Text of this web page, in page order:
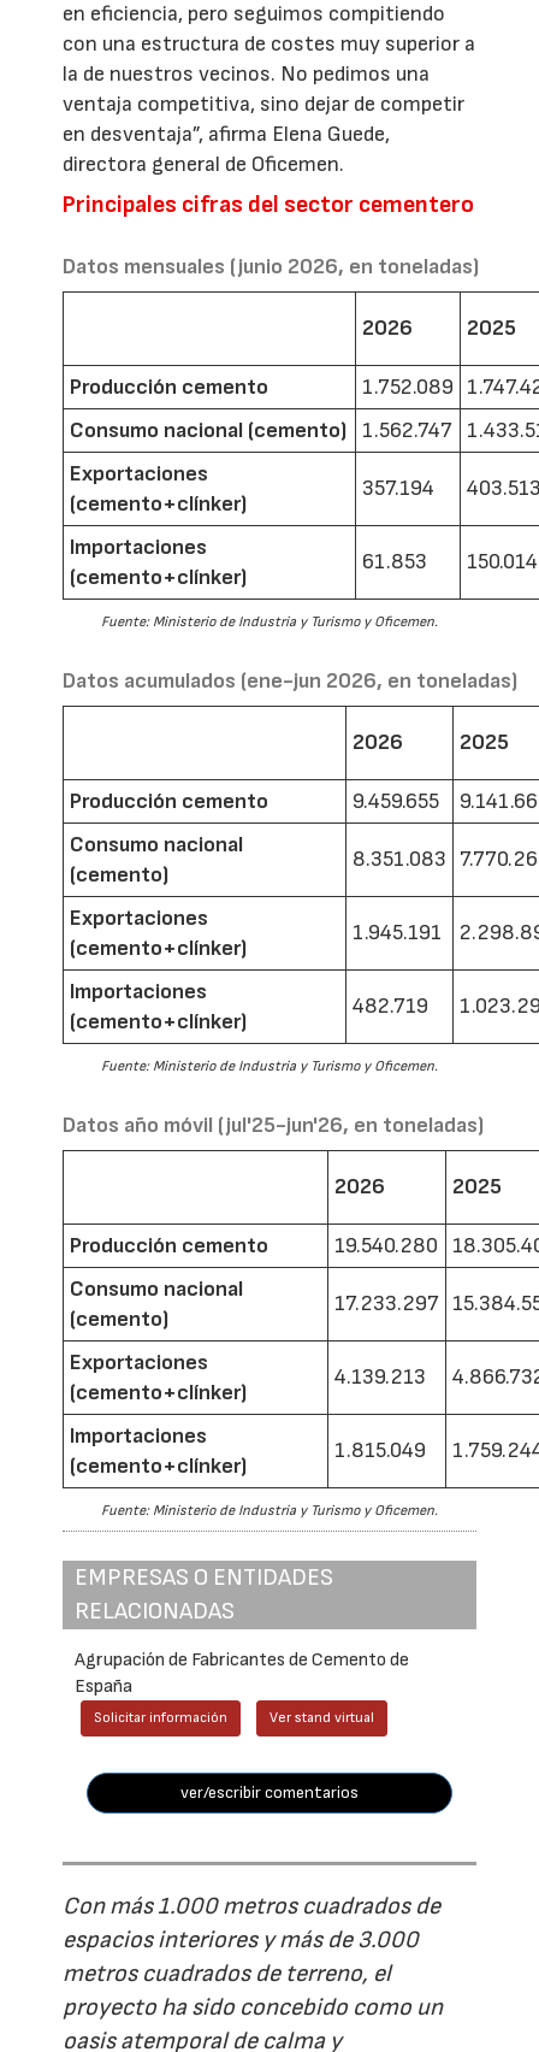
en eficiencia, pero seguimos compitiendo
con una estructura de costes muy superior a
la de nuestros vecinos. No pedimos una
ventaja competitiva, sino dejar de competir
en desventaja”, afirma Elena Guede,
directora general de Oficemen.
Principales cifras del sector cementero
Datos mensuales (junio 2026, en toneladas)
2026 2025
Producción cemento 1.752.089
Consumo nacional (cemento)
1.562.747
Exportaciones
(cemento+clínker)
357.194
Importaciones
(cemento+clínker)
61.853 150.014
Fuente: Ministerio de Industria y Turismo y Oficemen.
Datos acumulados (ene-jun 2026, en toneladas)
2026 2025
Producción cemento 9.459.655
Consumo nacional
(cemento)
8.351.083
Exportaciones
(cemento+clínker)
1.945.191
Importaciones
(cemento+clínker)
482.719
Fuente: Ministerio de Industria y Turismo y Oficemen.
Datos año móvil (jul'25-jun'26, en toneladas)
2026 2025
Producción cemento 19.540.280
Consumo nacional
(cemento)
17.233.297
Exportaciones
(cemento+clínker)
4.139.213
Importaciones
(cemento+clínker)
1.815.049
Fuente: Ministerio de Industria y Turismo y Oficemen.
EMPRESAS O ENTIDADES
RELACIONADAS
Agrupación de Fabricantes de Cemento de
España
Solicitar información Ver stand virtual
ver/escribir comentarios
Con más 1.000 metros cuadrados de
espacios interiores y más de 3.000
metros cuadrados de terreno, el
proyecto ha sido concebido como un
oasis atemporal de calma y